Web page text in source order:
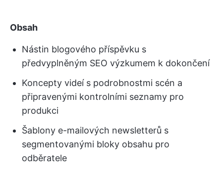
Obsah
Nástin blogového příspěvku s
předvyplněným SEO výzkumem k dokončení
Koncepty videí s podrobnostmi scén a
připravenými kontrolními seznamy pro
produkci
Šablony e-mailových newsletterů s
segmentovanými bloky obsahu pro
odběratele